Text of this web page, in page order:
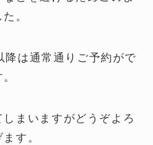
。
は通常通りご予約がで
まいますがどうぞよろ
す。